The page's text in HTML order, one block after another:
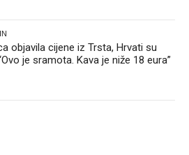
objavila cijene iz Trsta, Hrvati su
je sramota. Kava je niže 18 eura”